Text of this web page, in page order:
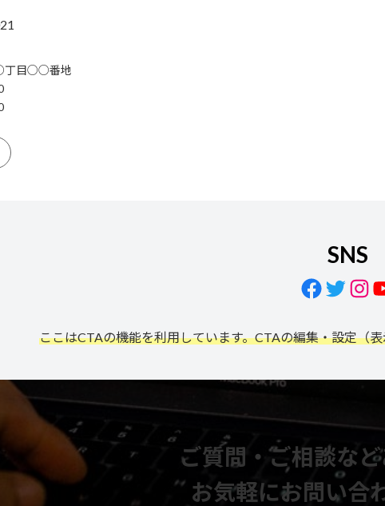
丁目○○番地
SNS
Facebook
ここはCTAの機能を利用しています。CTAの編集・設定（
ご質問・ご相談な
お気軽にお問い合